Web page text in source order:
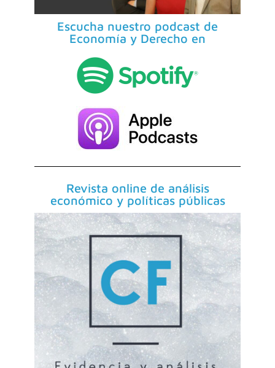
Escucha nuestro podcast de
Economía y Derecho en
Revista online de análisis
económico y políticas públicas